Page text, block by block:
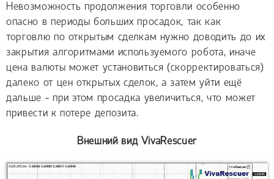
Невозможность продолжения торговли особенно
опасно в периоды больших просадок, так как
торговлю по открытым сделкам нужно доводить до их
закрытия алгоритмами используемого робота, иначе
цена валюты может установиться (скорректироваться)
далеко от цен открытых сделок, а затем уйти ещё
дальше - при этом просадка увеличиться, что может
привести к потере депозита.
Внешний вид VivaRescuer